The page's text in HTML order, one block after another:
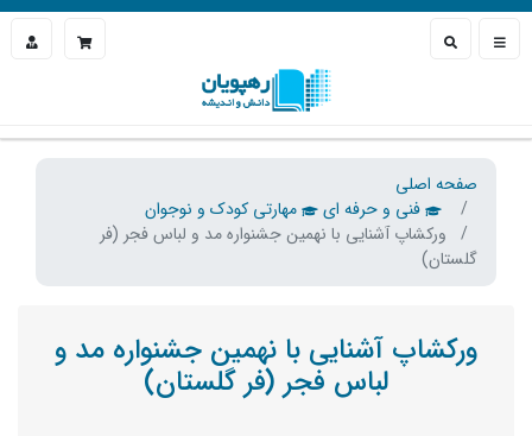
صفحه اصلی
فنی و حرفه ای
مهارتی کودک و نوجوان
ورکشاپ آشنایی با نهمین جشنواره مد و لباس فجر (فر
گلستان)
ورکشاپ آشنایی با نهمین جشنواره مد و
لباس فجر (فر گلستان)